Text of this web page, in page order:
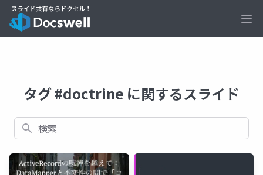
タグ #doctrine に関するスライド
検索